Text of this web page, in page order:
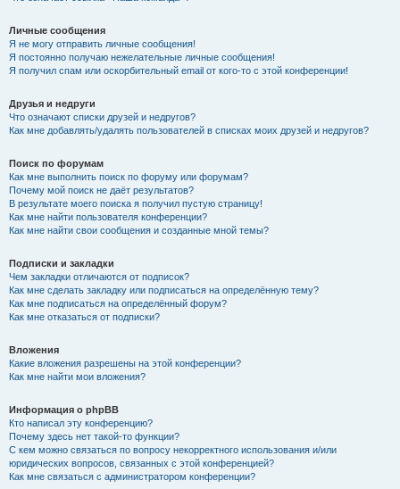
Личные сообщения
Я не могу отправить личные сообщения!
Я постоянно получаю нежелательные личные сообщения!
Я получил спам или оскорбительный email от кого-то с этой конференции!
Друзья и недруги
Что означают списки друзей и недругов?
Как мне добавлять/удалять пользователей в списках моих друзей и недругов?
Поиск по форумам
Как мне выполнить поиск по форуму или форумам?
Почему мой поиск не даёт результатов?
В результате моего поиска я получил пустую страницу!
Как мне найти пользователя конференции?
Как мне найти свои сообщения и созданные мной темы?
Подписки и закладки
Чем закладки отличаются от подписок?
Как мне сделать закладку или подписаться на определённую тему?
Как мне подписаться на определённый форум?
Как мне отказаться от подписки?
Вложения
Какие вложения разрешены на этой конференции?
Как мне найти мои вложения?
Информация о phpBB
Кто написал эту конференцию?
Почему здесь нет такой-то функции?
С кем можно связаться по вопросу некорректного использования и/или
юридических вопросов, связанных с этой конференцией?
Как мне связаться с администратором конференции?